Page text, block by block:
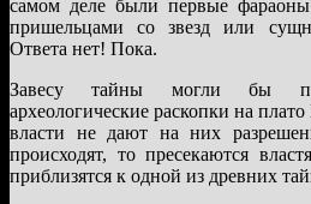
самом деле были первые
пришельцами со звезд или
Ответа нет! Пока.
Завесу тайны могли бы
археологические раскопки на
власти не дают на них
происходят, то пресекаются
приблизятся к одной из древних